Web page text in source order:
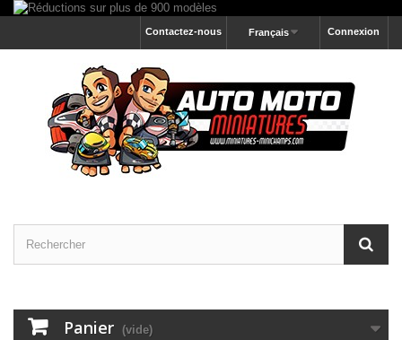
Connexion
Français
Contactez-nous
Panier (vide)